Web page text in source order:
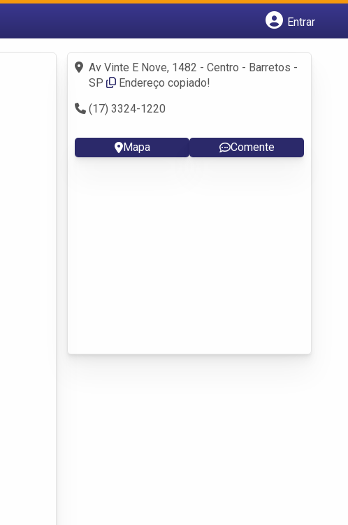
Entrar
Fazer login
Criar conta
Av Vinte E Nove, 1482 - Centro - Barretos -
SP
Endereço copiado!
(17) 3324-1220
Mapa Comente